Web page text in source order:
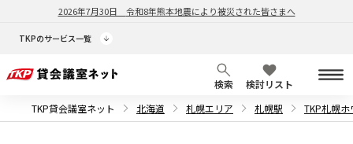
2026年7月30日 令和8年熊本地震により被災された皆さまへ
TKPのサービス一覧
検索
検討リスト
TKP貸会議室ネット
北海道 札幌エリア 札幌駅 TKP札幌